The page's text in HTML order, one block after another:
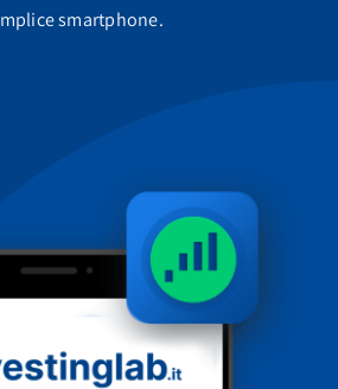
smartphone.